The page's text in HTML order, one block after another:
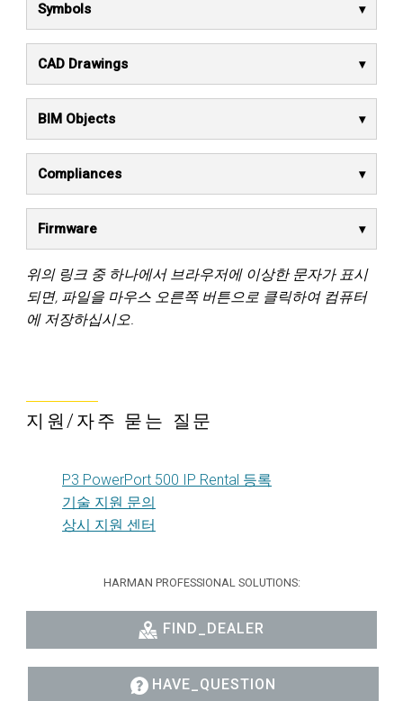
Symbols
CAD Drawings
BIM Objects
Compliances
Firmware
위의 링크 중 하나에서 브라우저에 이상한 문자가 표시
되면, 파일을 마우스 오른쪽 버튼으로 클릭하여 컴퓨터
에 저장하십시오.
지원/자주 묻는 질문
P3 PowerPort 500 IP Rental 등록
기술 지원 문의
상시 지원 센터
HARMAN PROFESSIONAL SOLUTIONS:
FIND_DEALER
HAVE_QUESTION